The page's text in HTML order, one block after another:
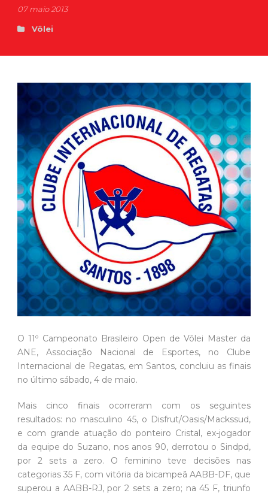
07 maio 2013
Vôlei
O 11º Campeonato Brasileiro Open de Vôlei Master da
ANE, Associação Nacional de Esportes, no Clube
Internacional de Regatas, em Santos, concluiu as finais
no último sábado, 4 de maio.
Mais cinco finais ocorreram com os seguintes
resultados: no masculino 45, o Disfrut/Oasis/Mackssud,
e com grande atuação do ponteiro Cristal, ex-jogador
da equipe do Suzano, nos anos 90, derrotou o Sindpd,
por 2 sets a zero. O feminino teve decisões nas
categorias 35 F, com vitória da bicampeã AABB-DF, que
superou a AABB-RJ, por 2 sets a zero; na 45 F, triunfo